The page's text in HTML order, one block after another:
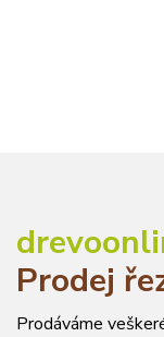
Prodej
Prodáváme